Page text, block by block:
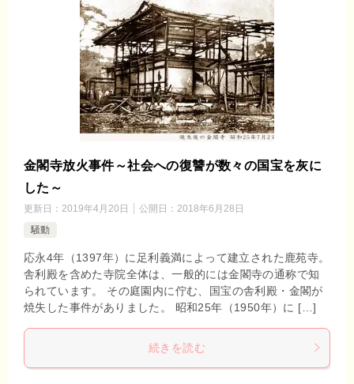
金閣寺放火事件～社会への復讐が数々の国宝を灰に
した～
更新日： 2019年4月20日 公開日： 2018年6月28日
騒動
応永4年（1397年）に足利義満によって建立された鹿苑寺。
舎利殿を含めた寺院全体は、一般的には金閣寺の通称で知
られています。 その庭園内に佇む、国宝の舎利殿・金閣が
焼失した事件がありました。 昭和25年（1950年）に […]
続きを読む